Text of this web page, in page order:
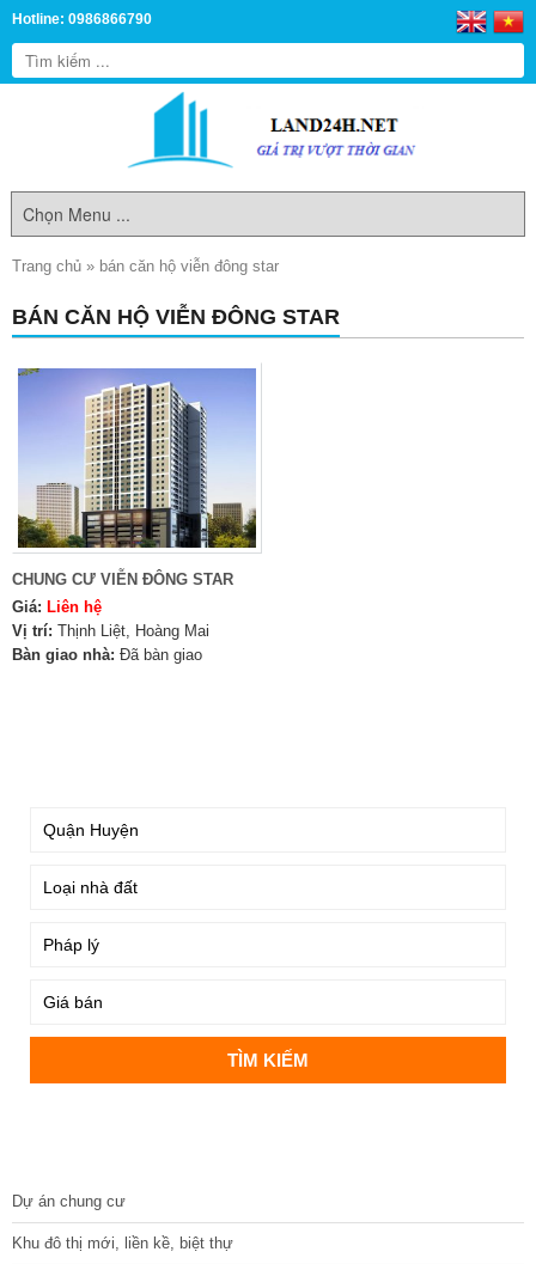
Hotline: 0986866790
Trang chủ » bán căn hộ viễn đông star
BÁN CĂN HỘ VIỄN ĐÔNG STAR
CHUNG CƯ VIỄN ĐÔNG STAR
Giá: Liên hệ
Vị trí: Thịnh Liệt, Hoàng Mai
Bàn giao nhà: Đã bàn giao
Dự án chung cư
Khu đô thị mới, liền kề, biệt thự